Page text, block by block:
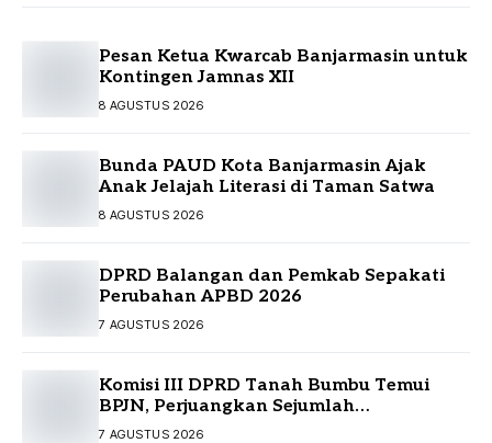
Pesan Ketua Kwarcab Banjarmasin untuk
Kontingen Jamnas XII
8 AGUSTUS 2026
Bunda PAUD Kota Banjarmasin Ajak
Anak Jelajah Literasi di Taman Satwa
8 AGUSTUS 2026
DPRD Balangan dan Pemkab Sepakati
Perubahan APBD 2026
7 AGUSTUS 2026
Komisi III DPRD Tanah Bumbu Temui
BPJN, Perjuangkan Sejumlah
Infrastruktur Strategis
7 AGUSTUS 2026